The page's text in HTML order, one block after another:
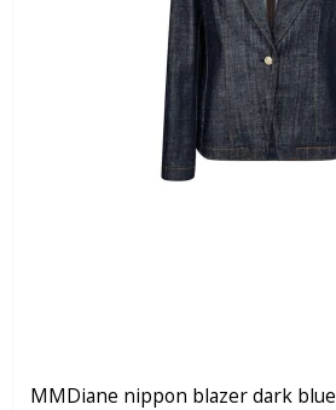
MMDiane nippon blazer dark blue